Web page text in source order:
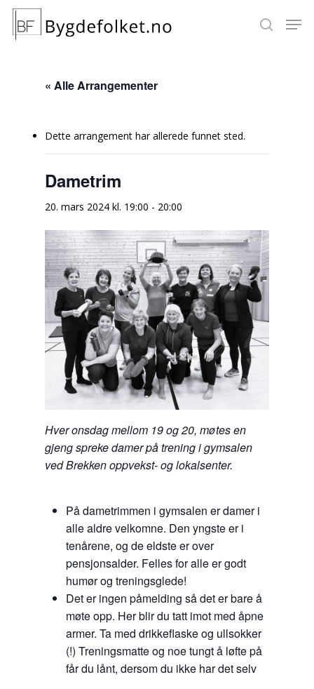
Hit enter to search or ESC to close
« Alle Arrangementer
Dette arrangement har allerede funnet sted.
Dametrim
20. mars 2024 kl. 19:00 - 20:00
Hver onsdag mellom 19 og 20, møtes en
gjeng spreke damer på trening i gymsalen
ved Brekken oppvekst- og lokalsenter.
På dametrimmen i gymsalen er damer i
alle aldre velkomne. Den yngste er i
tenårene, og de eldste er over
pensjonsalder. Felles for alle er godt
humør og treningsglede!
Det er ingen påmelding så det er bare å
møte opp. Her blir du tatt imot med åpne
armer. Ta med drikkeflaske og ullsokker
(!) Treningsmatte og noe tungt å løfte på
får du lånt, dersom du ikke har det selv